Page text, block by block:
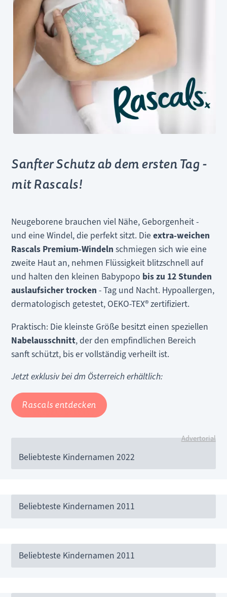
Sanfter Schutz ab dem ersten Tag -
mit Rascals!
Neugeborene brauchen viel Nähe, Geborgenheit -
und eine Windel, die perfekt sitzt. Dieextra-weichen
Rascals Premium-Windeln schmiegen sich wie eine
zweite Haut an, nehmen Flüssigkeit blitzschnell auf
und halten den kleinen Babypopo bis zu 12 Stunden
auslaufsicher trocken- Tag und Nacht. Hypoallergen,
dermatologisch getestet, OEKO-TEX® zertifiziert.
Praktisch: Die kleinste Größe besitzt einen speziellen
Nabelausschnitt, der den empfindlichen Bereich
sanft schützt, bis er vollständig verheilt ist.
Jetzt exklusiv bei dm Österreich erhältlich:
Rascals entdecken
Advertorial
Beliebteste Kindernamen 2022
Beliebteste Kindernamen 2011
Beliebteste Kindernamen 2011